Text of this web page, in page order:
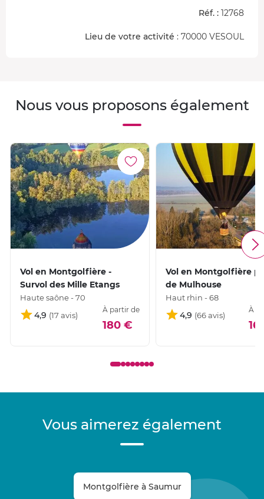
Réf. : 12768
Lieu de votre activité : 70000 VESOUL
Nous vous proposons également
Vol en Montgolfière -
Survol des Mille Etangs
Haute saône - 70
4,9
À partir de
180 €
Vol en Montgolfière
de Mulhouse
Haut rhin - 68
4,9
À
Vous aimerez également
Montgolfière à Saumur